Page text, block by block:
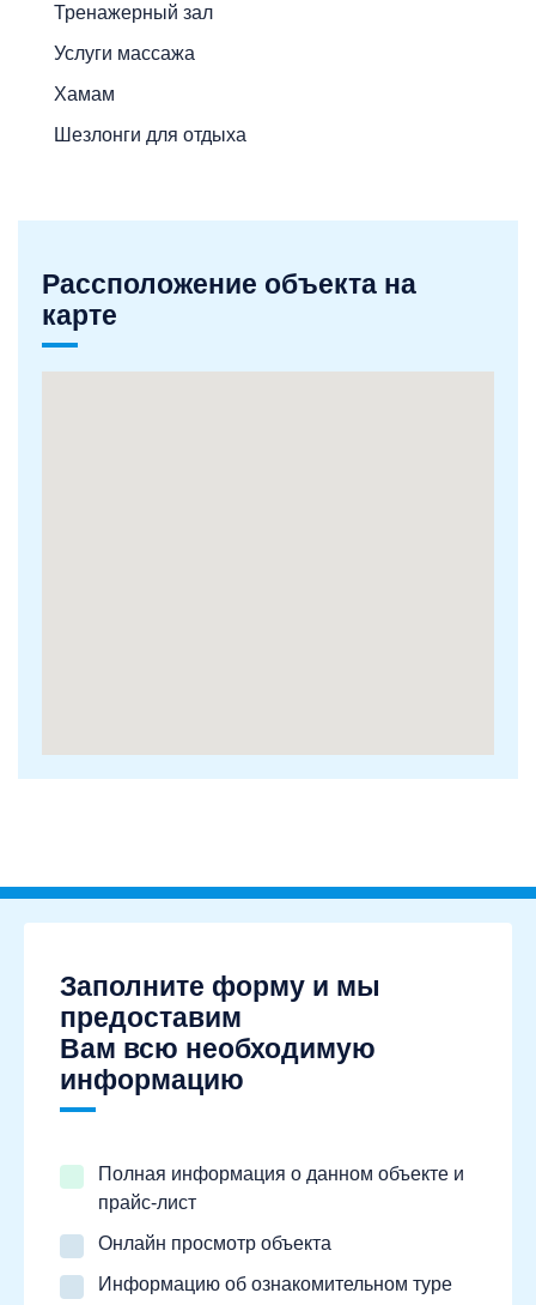
Тренажерный зал
Услуги массажа
Хамам
Шезлонги для отдыха
Рассположение объекта на
карте
Заполните форму и мы
предоставим
Вам всю необходимую
информацию
Полная информация о данном объекте и
прайс-лист
Онлайн просмотр объекта
Информацию об ознакомительном туре